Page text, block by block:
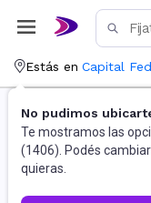
Estás en Capital
No pudimos
Te mostramos las
(1406). Podés
quieras.